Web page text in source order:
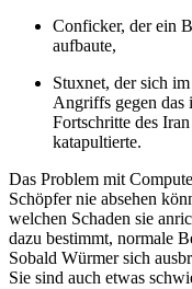
Conficker, der ein
aufbaute,
Stuxnet, der sich
Angriffs gegen das
Fortschritte des
katapultierte.
Das Problem mit
Schöpfer nie absehen
welchen Schaden sie
dazu bestimmt, normale
Sobald Würmer sich
Sie sind auch etwas